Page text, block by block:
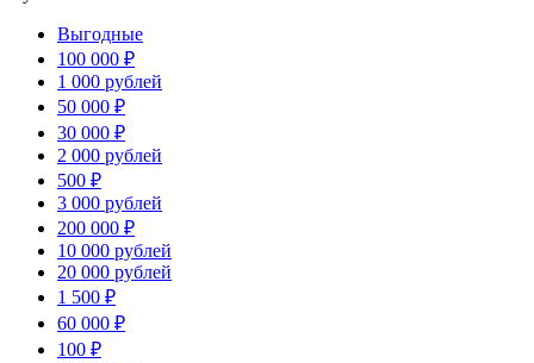
Выгодные
100 000 ₽
1 000 рублей
50 000 ₽
30 000 ₽
2 000 рублей
500 ₽
3 000 рублей
200 000 ₽
10 000 рублей
20 000 рублей
1 500 ₽
60 000 ₽
100 ₽